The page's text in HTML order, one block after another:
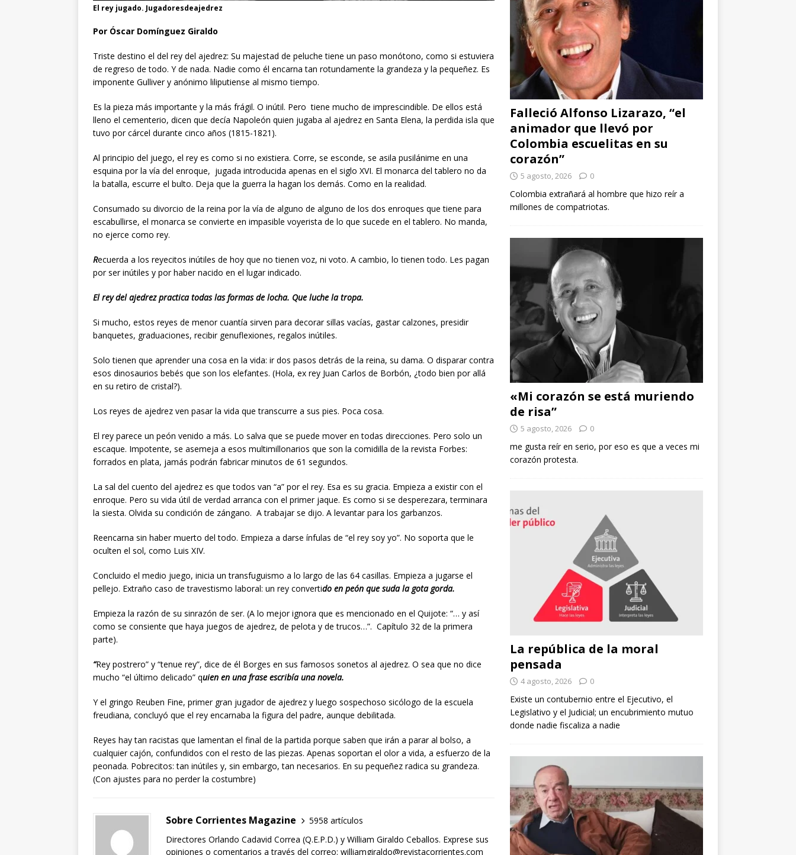
El rey jugado. Jugadoresdeajedrez
Por Óscar Domínguez Giraldo
Triste destino el del rey del ajedrez: Su majestad de peluche tiene un paso monótono, como si estuviera
de regreso de todo. Y de nada. Nadie como él encarna tan rotundamente la grandeza y la pequeñez. Es
imponente Gulliver y anónimo liliputiense al mismo tiempo.
Es la pieza más importante y la más frágil. O inútil. Pero tiene mucho de imprescindible. De ellos está
lleno el cementerio, dicen que decía Napoleón quien jugaba al ajedrez en Santa Elena, la perdida isla que
tuvo por cárcel durante cinco años (1815-1821).
Al principio del juego, el rey es como si no existiera. Corre, se esconde, se asila pusilánime en una
esquina por la vía del enroque, jugada introducida apenas en el siglo XVI. El monarca del tablero no da
la batalla, escurre el bulto. Deja que la guerra la hagan los demás. Como en la realidad.
Consumado su divorcio de la reina por la vía de alguno de alguno de los dos enroques que tiene para
escabullirse, el monarca se convierte en impasible voyerista de lo que sucede en el tablero. No manda,
no ejerce como rey.
Recuerda a los reyecitos inútiles de hoy que no tienen voz, ni voto. A cambio, lo tienen todo. Les pagan
por ser inútiles y por haber nacido en el lugar indicado.
El rey del ajedrez practica todas las formas de locha. Que luche la tropa.
Si mucho, estos reyes de menor cuantía sirven para decorar sillas vacías, gastar calzones, presidir
banquetes, graduaciones, recibir genuflexiones, regalos inútiles.
Solo tienen que aprender una cosa en la vida: ir dos pasos detrás de la reina, su dama. O disparar contra
esos dinosaurios bebés que son los elefantes. (Hola, ex rey Juan Carlos de Borbón, ¿todo bien por allá
en su retiro de cristal?).
Los reyes de ajedrez ven pasar la vida que transcurre a sus pies. Poca cosa.
El rey parece un peón venido a más. Lo salva que se puede mover en todas direcciones. Pero solo un
escaque. Impotente, se asemeja a esos multimillonarios que son la comidilla de la revista Forbes:
forrados en plata, jamás podrán fabricar minutos de 61 segundos.
La sal del cuento del ajedrez es que todos van “a” por el rey. Esa es su gracia. Empieza a existir con el
enroque. Pero su vida útil de verdad arranca con el primer jaque. Es como si se desperezara, terminara
la siesta. Olvida su condición de zángano. A trabajar se dijo. A levantar para los garbanzos.
Reencarna sin haber muerto del todo. Empieza a darse ínfulas de “el rey soy yo”. No soporta que le
oculten el sol, como Luis XIV.
Concluido el medio juego, inicia un transfuguismo a lo largo de las 64 casillas. Empieza a jugarse el
pellejo. Extraño caso de travestismo laboral: un rey convertido en peón que suda la gota gorda.
Empieza la razón de su sinrazón de ser. (A lo mejor ignora que es mencionado en el Quijote: “… y así
como se consiente que haya juegos de ajedrez, de pelota y de trucos…”. Capítulo 32 de la primera
parte).
“Rey postrero” y “tenue rey”, dice de él Borges en sus famosos sonetos al ajedrez. O sea que no dice
mucho “el último delicado” quien en una frase escribía una novela.
Y el gringo Reuben Fine, primer gran jugador de ajedrez y luego sospechoso sicólogo de la escuela
freudiana, concluyó que el rey encarnaba la figura del padre, aunque debilitada.
Reyes hay tan racistas que lamentan el final de la partida porque saben que irán a parar al bolso, a
cualquier cajón, confundidos con el resto de las piezas. Apenas soportan el olor a vida, a esfuerzo de la
peonada. Pobrecitos: tan inútiles y, sin embargo, tan necesarios. En su pequeñez radica su grandeza.
(Con ajustes para no perder la costumbre)
Sobre Corrientes Magazine
5958 artículos
Directores Orlando Cadavid Correa (Q.E.P.D.) y William Giraldo Ceballos. Exprese sus
opiniones o comentarios a través del correo: williamgiraldo@revistacorrientes.com
Falleció Alfonso Lizarazo, “el
animador que llevó por
Colombia escuelitas en su
corazón”
5 agosto, 2026 0
Colombia extrañará al hombre que hizo reír a
millones de compatriotas.
«Mi corazón se está muriendo
de risa”
5 agosto, 2026 0
me gusta reír en serio, por eso es que a veces mi
corazón protesta.
La república de la moral
pensada
4 agosto, 2026 0
Existe un contubernio entre el Ejecutivo, el
Legislativo y el Judicial; un encubrimiento mutuo
donde nadie fiscaliza a nadie